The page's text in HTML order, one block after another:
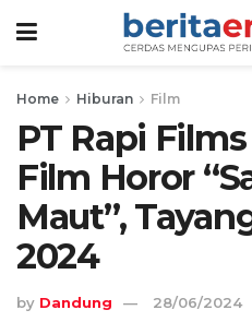
Home Hiburan Film
PT Rapi
Film Horor
Maut”,
2024
by Dandung 28/06/2024